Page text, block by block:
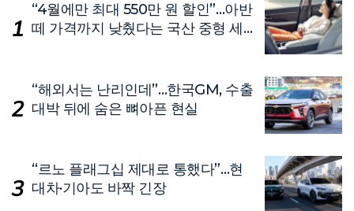
“4월에만 최대 550만 원 할인”…아반
떼 가격까지 낮췄다는 국산 중형 세
“해외서는 난리인데”…한국GM, 수출
대박 뒤에 숨은 뼈아픈 현실
“르노 플래그십 제대로 통했다”…현
대차·기아도 바짝 긴장